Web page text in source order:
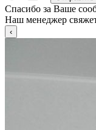
Спасибо за Ваше
Наш менеджер